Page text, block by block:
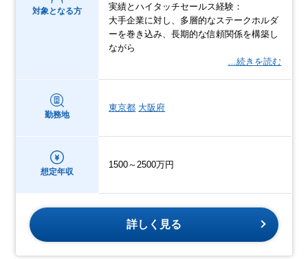
対象となる方
実績とハイタッチセールス経験：
大手企業に対し、多層的なステークホルダ
ーを巻き込み、長期的な信頼関係を構築し
ながら
…続きを読む
勤務地
東京都 大阪府
想定年収
1500～2500万円
詳しく見る